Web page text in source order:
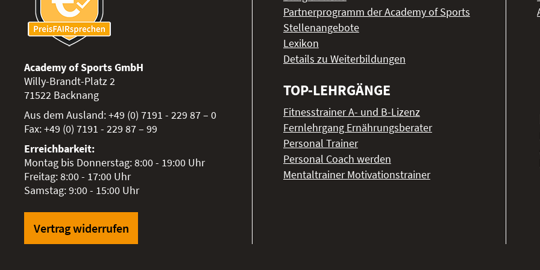
Academy of Sports GmbH
Willy-Brandt-Platz 2
71522 Backnang
Aus dem Ausland:+49 (0) 7191 - 229 87 – 0
Fax:+49 (0) 7191 - 229 87 – 99
Erreichbarkeit:
Montag bis Donnerstag: 8:00 - 19:00 Uhr
Freitag: 8:00 - 17:00 Uhr
Samstag: 9:00 - 15:00 Uhr
Vertrag widerrufen
Partnerprogramm der Academy of Sports
Stellenangebote
Lexikon
Details zu Weiterbildungen
TOP-LEHRGÄNGE
Fitnesstrainer A- und B-Lizenz
Fernlehrgang Ernährungsberater
Personal Trainer
Personal Coach werden
Mentaltrainer Motivationstrainer